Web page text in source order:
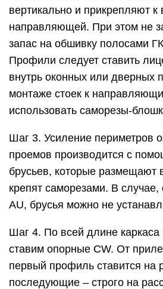
вертикально и прикрепляют к
направляющей. При этом не
запас на обшивку полосами
Профили следует ставить
внутрь оконных или дверных
монтаже стоек к
использовать саморезы-
Шаг 3. Усиление периметров
проемов производится с
брусьев, которые размещают
крепят саморезами. В случае,
AU, брусья можно не
Шаг 4. По всей длине каркаса
ставим опорные CW. От
первый профиль ставится на
последующие – строго на